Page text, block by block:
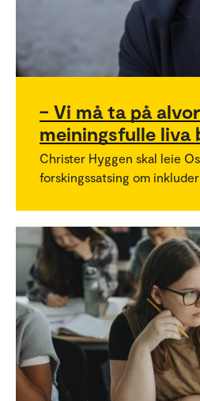
– Vi må ta på
meiningsfulle liva
Christer Hyggen skal leie
forskingssatsing om